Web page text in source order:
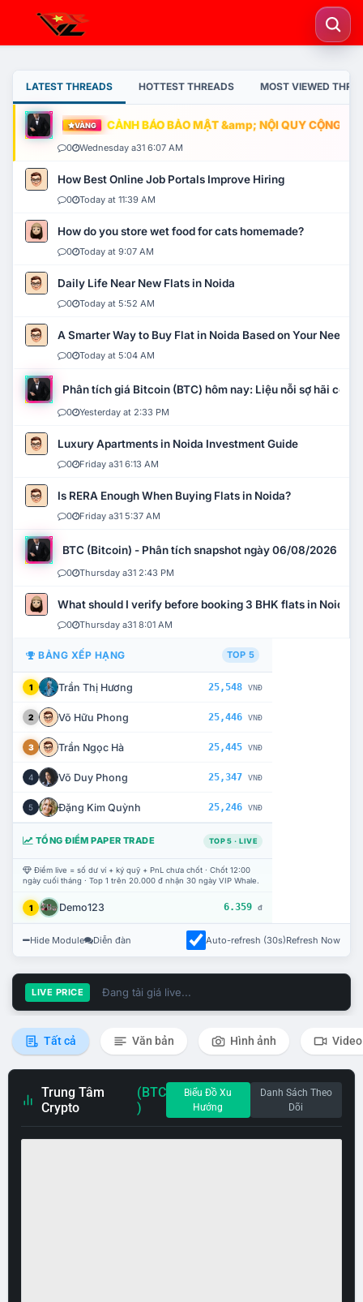
LATEST THREADS HOTTEST THREADS MOST VIEWED
VÀNG CẢNH BÁO BẢO MẬT &amp; NỘI QUY CỘNG
0 Wednesday a31 6:07 AM
How Best Online Job Portals Improve Hiring
0 Today at 11:39 AM
How do you store wet food for cats homemade?
0 Today at 9:07 AM
Daily Life Near New Flats in Noida
0 Today at 5:52 AM
A Smarter Way to Buy Flat in Noida Based on Your Needs
0 Today at 5:04 AM
Phân tích giá Bitcoin (BTC) hôm nay: Liệu nỗi sợ hãi có
0 Yesterday at 2:33 PM
Luxury Apartments in Noida Investment Guide
0 Friday a31 6:13 AM
Is RERA Enough When Buying Flats in Noida?
0 Friday a31 5:37 AM
BTC (Bitcoin) - Phân tích snapshot ngày 06/08/2026
0 Thursday a31 2:43 PM
What should I verify before booking 3 BHK flats in Noida?
0 Thursday a31 8:01 AM
BẢNG XẾP HẠNG TOP 5
1 Trần Thị Hương 25,548 VNĐ
2 Võ Hữu Phong 25,446 VNĐ
3 Trần Ngọc Hà 25,445 VNĐ
4 Võ Duy Phong 25,347 VNĐ
5 Đặng Kim Quỳnh 25,246 VNĐ
TỔNG ĐIỂM PAPER TRADE TOP 5 · LIVE
Điểm live = số dư ví + ký quỹ + PnL chưa chốt · Chốt 12:00
ngày cuối tháng · Top 1 trên 20.000 đ nhận 30 ngày VIP Whale.
1 Demo123 6.359 đ
Hide Module Diễn đàn Auto-refresh (30s)Refresh Now
LIVE PRICE Đang tải giá live...
Tất cả Văn bản Hình ảnh Video
Trung Tâm
Crypto
(BTC
)
Biểu Đồ Xu
Hướng
Danh Sách Theo
Dõi